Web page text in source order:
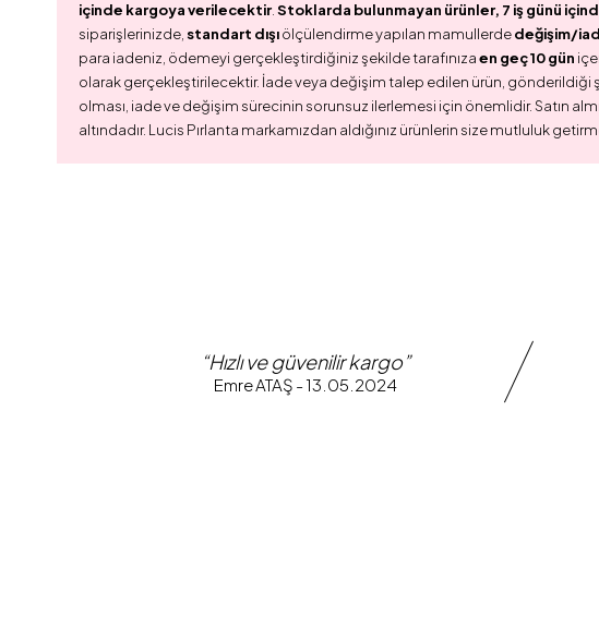
içinde kargoya verilecektir. Stoklarda bulunmayan ürünler, 7 iş günü
siparişlerinizde, standart dışıölçülendirme yapılan mamullerdedeğişim/
para iadeniz, ödemeyi gerçekleştirdiğiniz şekilde tarafınızaen geç 10 gün
olarak gerçekleştirilecektir. İade veya değişim talep edilen ürün, gönderildiği
olması, iade ve değişim sürecinin sorunsuz ilerlemesi için önemlidir. Satın
altındadır. Lucis Pırlanta markamızdan aldığınız ürünlerin size mutluluk
“Hızlı ve güvenilir kargo”
Emre ATAŞ - 13.05.2024